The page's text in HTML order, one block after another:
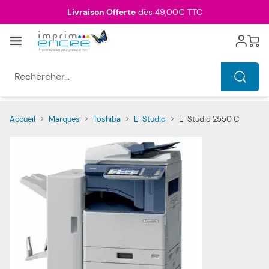
Livraison Offertedès 49,00€ TTC
Menu Cart
Accueil > Marques > Toshiba > E-Studio > E-Studio 2550 C